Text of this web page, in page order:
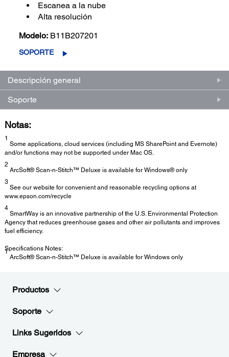
Escanea a la nube
Alta resolución
Modelo: B11B207201
SOPORTE
Descripción general
Soporte
Notas:
1
Some applications, cloud services (including MS SharePoint and Evernote)
and/or functions may not be supported under Mac OS.
2
ArcSoft® Scan-n-Stitch™ Deluxe is available for Windows® only
3
See our website for convenient and reasonable recycling options at
www.epson.com/recycle
4
SmartWay is an innovative partnership of the U.S. Environmental Protection
Agency that reduces greenhouse gases and other air pollutants and improves
fuel efficiency.
Specifications Notes:
1
ArcSoft® Scan-n-Stitch™ Deluxe is available for Windows only
Productos
Soporte
Links Sugeridos
Empresa